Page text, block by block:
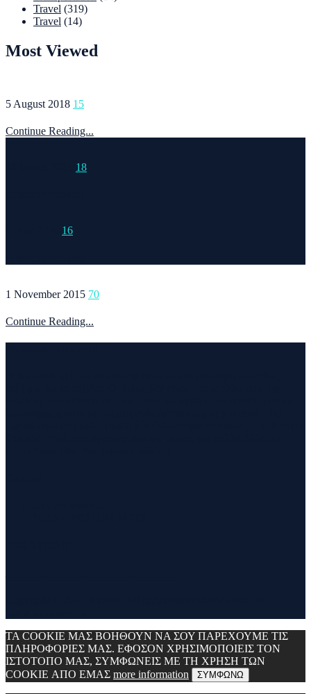
Travel (319)
Travel (14)
Most Viewed
5 August 2018 15
Continue Reading...
18
16
1 November 2015 70
Continue Reading...
ΤΑ COOKIE ΜΑΣ ΒΟΗΘΟΥΝ ΝΑ ΣΟΥ ΠΑΡΕΧΟΥΜΕ ΤΙΣ
ΠΛΗΡΟΦΟΡΙΕΣ ΜΑΣ. ΕΦΟΣΟΝ ΧΡΗΣΙΜΟΠΟΙΕΙΣ ΤΟΝ
ΙΣΤΟΤΟΠΟ ΜΑΣ, ΣΥΜΦΩΝΕΙΣ ΜΕ ΤΗ ΧΡΗΣΗ ΤΩΝ
COOKIE ΑΠΟ ΕΜΑΣ more information ΣΥΜΦΩΝΩ